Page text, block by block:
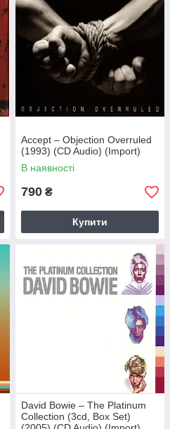
Accept – Objection Overruled
(1993) (CD Audio) (Import)
В наявності
790 ₴
Купити
David Bowie – The Platinum
Collection (3cd, Box Set)